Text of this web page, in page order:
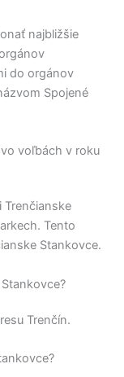
najbližšie
do orgánov
Spojené
voľbách v roku
Trenčianske
. Tento
Stankovce.
Trenčín.